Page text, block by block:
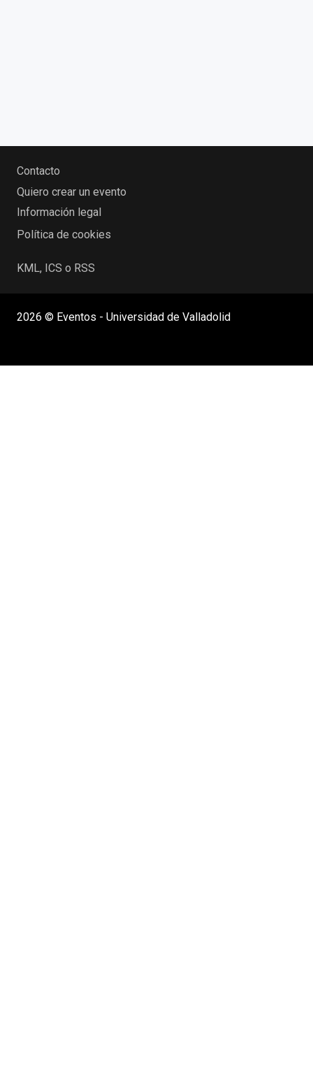
Contacto
Quiero crear un evento
Información legal
Política de cookies
KML, ICS o RSS
2026 © Eventos - Universidad de Valladolid